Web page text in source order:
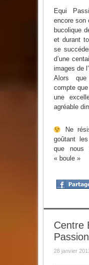
Equi
encore son
bucolique
et durant
se
d’une
images de
Alors que
compte
une
agréable
Ne
goûtant
que nous
« boule »
Centre
Passion
28 janvier